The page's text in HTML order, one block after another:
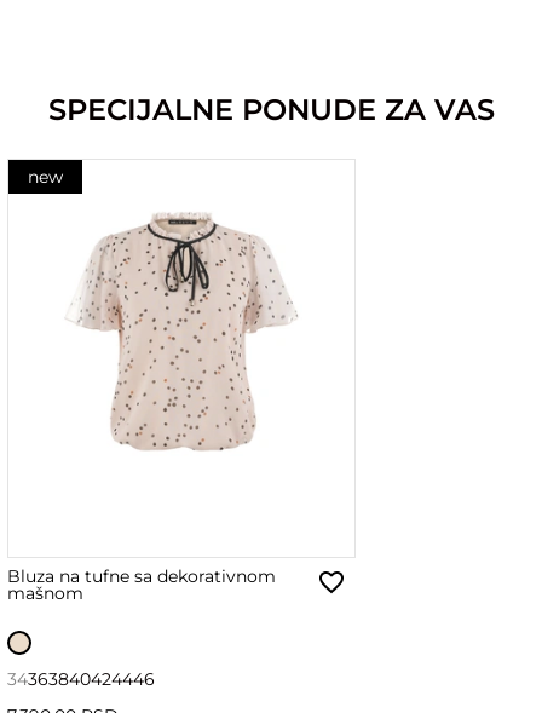
SPECIJALNE PONUDE ZA VAS
new
Bluza na tufne sa dekorativnom
mašnom
34363840424446